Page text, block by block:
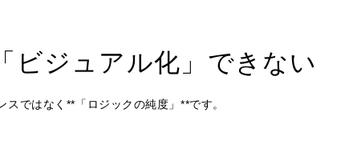
ビジュアル化」できない
ではなく**「ロジックの純度」**です。